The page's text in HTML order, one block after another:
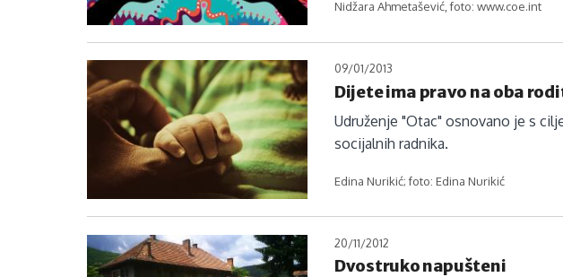
Nidžara Ahmetašević, foto: www.coe.int
09/01/2013
Dijete ima pravo na oba
Udruženje "Otac" osnovano je s
socijalnih radnika.
Edina Nurikić; foto: Edina Nurikić
20/11/2012
Dvostruko napušteni